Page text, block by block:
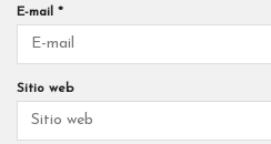
E-mail *
Sitio web